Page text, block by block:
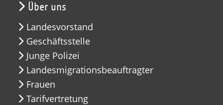
Über uns
Landesvorstand
Geschäftsstelle
Junge Polizei
Landesmigrationsbeauftragter
Frauen
Tarifvertretung